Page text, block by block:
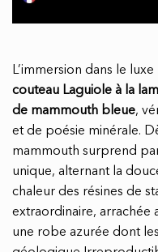
L’immersion dans le
couteau Laguiole à la
de mammouth bleue,
et de poésie minérale.
mammouth surprend
unique, alternant la
chaleur des résines de
extraordinaire, arrachée
une robe azurée dont